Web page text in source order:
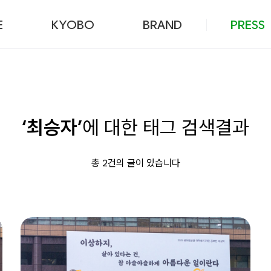
KYOBO BRAND PRESS
‘최승자’에 대한 태그 검색결과
총 2건의 글이 있습니다